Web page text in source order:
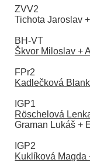
ZVV2
Tichota Jaroslav
BH-VT
Škvor Miloslav +
FPr2
Kadlečková
IGP1
Röschelová
Graman Lukáš +
IGP2
Kuklíková Magda